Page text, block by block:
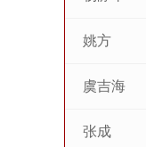
姚方
虞吉海
张成